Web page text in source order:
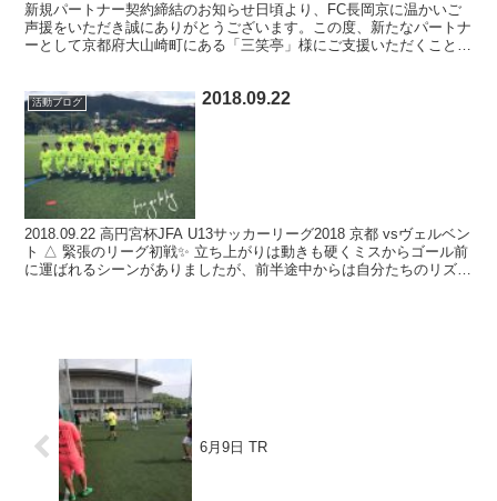
新規パートナー契約締結のお知らせ日頃より、FC長岡京に温かいご
声援をいただき誠にありがとうございます。この度、新たなパートナ
ーとして京都府大山崎町にある「三笑亭」様にご支援いただくことと
活動ブログ 2018.09.22
2018.09.22 高円宮杯JFA U13サッカーリーグ2018 京都 vsヴェルベン
ト △ 緊張のリーグ初戦✨ 立ち上がりは動きも硬くミスからゴール前
に運ばれるシーンがありましたが、前半途中からは自分たちのリズム
6月9日 TR